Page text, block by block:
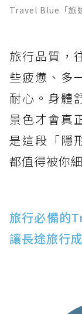
Travel Blue「旅
旅行品質，
些疲憊、多
耐心。身體
景色才會真
是這段「隱
都值得被你
旅行必備的
讓長途旅行